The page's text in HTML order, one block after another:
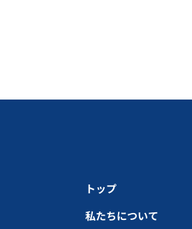
トップ
私たちについて